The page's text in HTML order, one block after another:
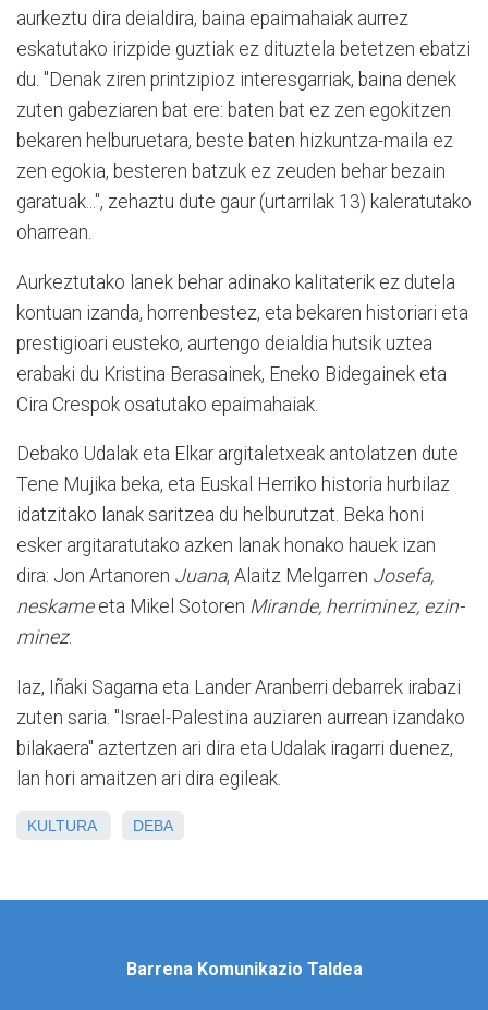
aurkeztu dira deialdira, baina epaimahaiak aurrez
eskatutako irizpide guztiak ez dituztela betetzen ebatzi
du. "Denak ziren printzipioz interesgarriak, baina denek
zuten gabeziaren bat ere: baten bat ez zen egokitzen
bekaren helburuetara, beste baten hizkuntza-maila ez
zen egokia, besteren batzuk ez zeuden behar bezain
garatuak...", zehaztu dute gaur (urtarrilak 13) kaleratutako
oharrean.
Aurkeztutako lanek behar adinako kalitaterik ez dutela
kontuan izanda, horrenbestez, eta bekaren historiari eta
prestigioari eusteko, aurtengo deialdia hutsik uztea
erabaki du Kristina Berasainek, Eneko Bidegainek eta
Cira Crespok osatutako epaimahaiak.
Debako Udalak eta Elkar argitaletxeak antolatzen dute
Tene Mujika beka, eta Euskal Herriko historia hurbilaz
idatzitako lanak saritzea du helburutzat. Beka honi
esker argitaratutako azken lanak honako hauek izan
dira: Jon Artanoren Juana, Alaitz Melgarren Josefa,
neskameeta Mikel Sotoren Mirande, herriminez, ezin-
minez.
Iaz, Iñaki Sagarna eta Lander Aranberri debarrek irabazi
zuten saria. "Israel-Palestina auziaren aurrean izandako
bilakaera" aztertzen ari dira eta Udalak iragarri duenez,
lan hori amaitzen ari dira egileak.
KULTURA DEBA
Barrena Komunikazio Taldea